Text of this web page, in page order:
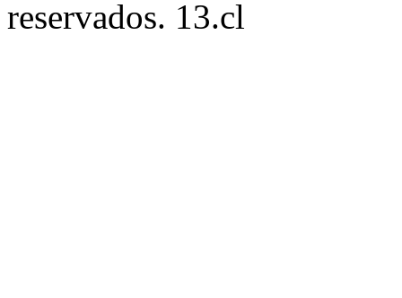
reservados. 13.cl